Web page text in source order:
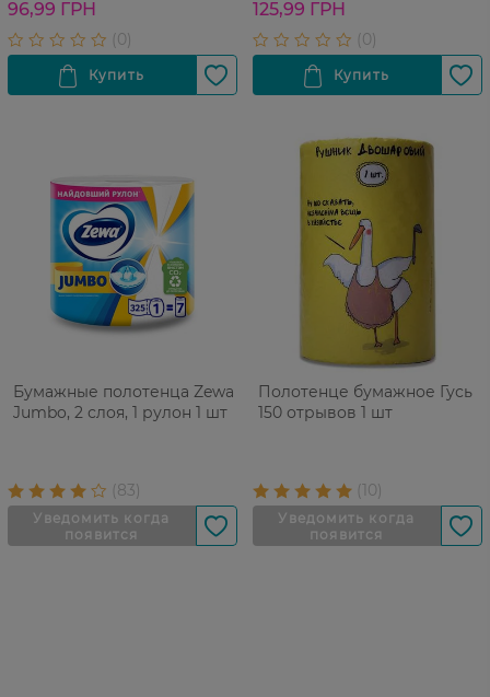
96,99 ГРН 125,99 ГРН
Бумажные полотенца Zewa
Jumbo, 2 слоя, 1 рулон 1 шт
Полотенце бумажное Гусь
150 отрывов 1 шт